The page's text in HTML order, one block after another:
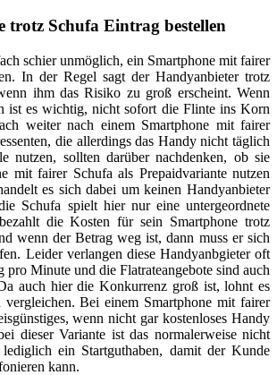
trotz Schufa Eintrag bestellen
schier unmöglich, ein Smartphone mit fairer
In der Regel sagt der Handyanbieter trotz
ihm das Risiko zu groß erscheint. Wenn
ist es wichtig, nicht sofort die Flinte ins Korn
weiter nach einem Smartphone mit fairer
die allerdings das Handy nicht täglich
nutzen, sollten darüber nachdenken, ob sie
mit fairer Schufa als Prepaidvariante nutzen
es sich dabei um keinen Handyanbieter
Schufa spielt hier nur eine untergeordnete
die Kosten für sein Smartphone trotz
wenn der Betrag weg ist, dann muss er sich
Leider verlangen diese Handyanbgieter oft
pro Minute und die Flatrateangebote sind auch
auch hier die Konkurrenz groß ist, lohnt es
Bei einem Smartphone mit fairer
wenn nicht gar kostenloses Handy
dieser Variante ist das normalerweise nicht
ein Startguthaben, damit der Kunde
kann.